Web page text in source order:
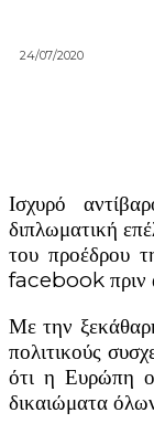
24/07/2020
Ισχυρό
διπλωματική
του προέδρου
facebook πριν
Με την
πολιτικούς
ότι η Ευρώπη
δικαιώματα